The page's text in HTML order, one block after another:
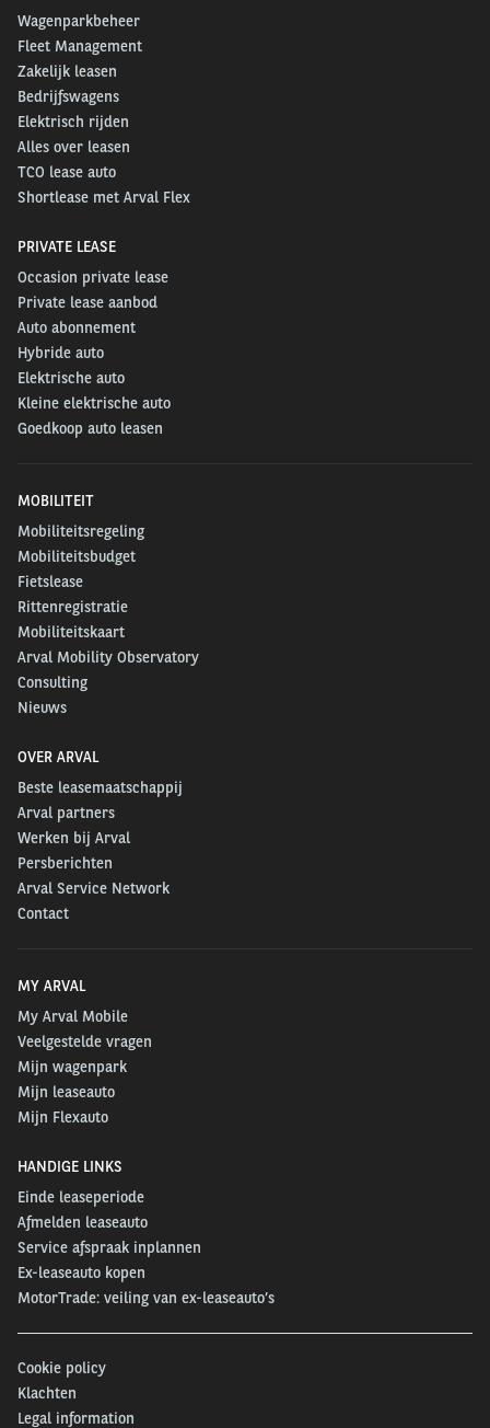
Wagenparkbeheer
Fleet Management
Zakelijk leasen
Bedrijfswagens
Elektrisch rijden
Alles over leasen
TCO lease auto
Shortlease met Arval Flex
PRIVATE LEASE
Occasion private lease
Private lease aanbod
Auto abonnement
Hybride auto
Elektrische auto
Kleine elektrische auto
Goedkoop auto leasen
MOBILITEIT
Mobiliteitsregeling
Mobiliteitsbudget
Fietslease
Rittenregistratie
Mobiliteitskaart
Arval Mobility Observatory
Consulting
Nieuws
OVER ARVAL
Beste leasemaatschappij
Arval partners
Werken bij Arval
Persberichten
Arval Service Network
Contact
MY ARVAL
My Arval Mobile
Veelgestelde vragen
Mijn wagenpark
Mijn leaseauto
Mijn Flexauto
HANDIGE LINKS
Einde leaseperiode
Afmelden leaseauto
Service afspraak inplannen
Ex-leaseauto kopen
MotorTrade: veiling van ex-leaseauto’s
Cookie policy
Klachten
Legal information